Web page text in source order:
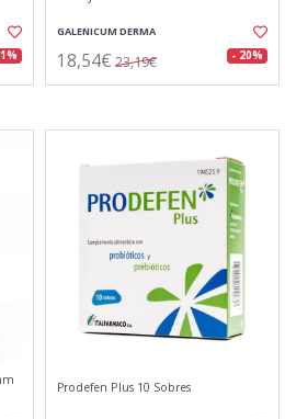
GALENICUM DERMA
18,54€ 23,19€ - 20%
Prodefen Plus 10 Sobres